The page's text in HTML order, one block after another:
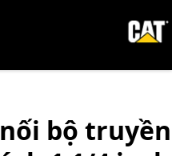
bộ truyền